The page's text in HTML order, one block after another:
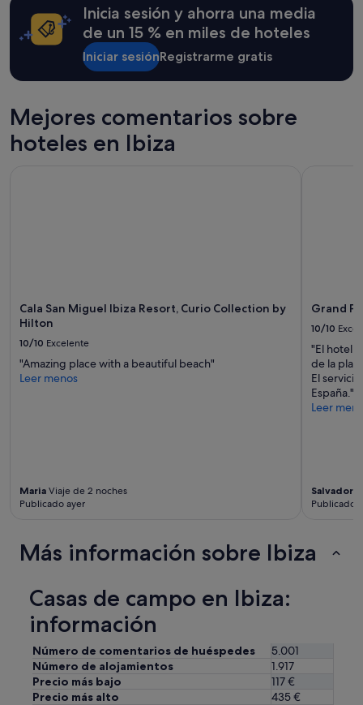
condiciones
adicionales.
Inicia sesión y ahorra una media
de un 15 % en miles de hoteles
Iniciar sesiónRegistrarme gratis
Mejores comentarios sobre
hoteles en Ibiza
Cala San Miguel Ibiza Resort, Curio Collection by
Hilton
10/10 Excelente
"Amazing place with a beautiful beach"
Leer menos
Maria Viaje de 2 noches
Publicado ayer
Grand
10/10
"El hotel
de la
El
España."
Leer
Salvador
Publicado
Más información sobre Ibiza
Casas de campo en Ibiza:
información
Número de comentarios de huéspedes
5.001
Número de alojamientos
1.917
Precio más bajo
117 €
Precio más alto
435 €